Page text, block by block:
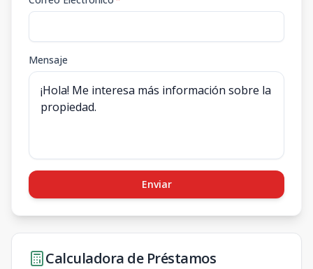
Mensaje
Enviar
Calculadora de Préstamos